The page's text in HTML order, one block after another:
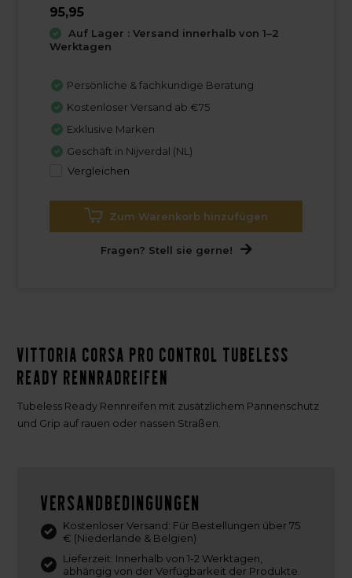
95,95
Auf Lager : Versand innerhalb von 1–2
Werktagen
Persönliche & fachkundige Beratung
Kostenloser Versand ab €75
Exklusive Marken
Geschäft in Nijverdal (NL)
Vergleichen
Zum Warenkorb hinzufügen
Fragen? Stell sie gerne!
Vittoria Corsa Pro Control Tubeless
Ready Rennradreifen
Tubeless Ready Rennreifen mit zusätzlichem Pannenschutz
und Grip auf rauen oder nassen Straßen.
Versandbedingungen
Kostenloser Versand: Für Bestellungen über 75
€ (Niederlande & Belgien)
Lieferzeit: Innerhalb von 1-2 Werktagen,
abhängig von der Verfügbarkeit der Produkte.